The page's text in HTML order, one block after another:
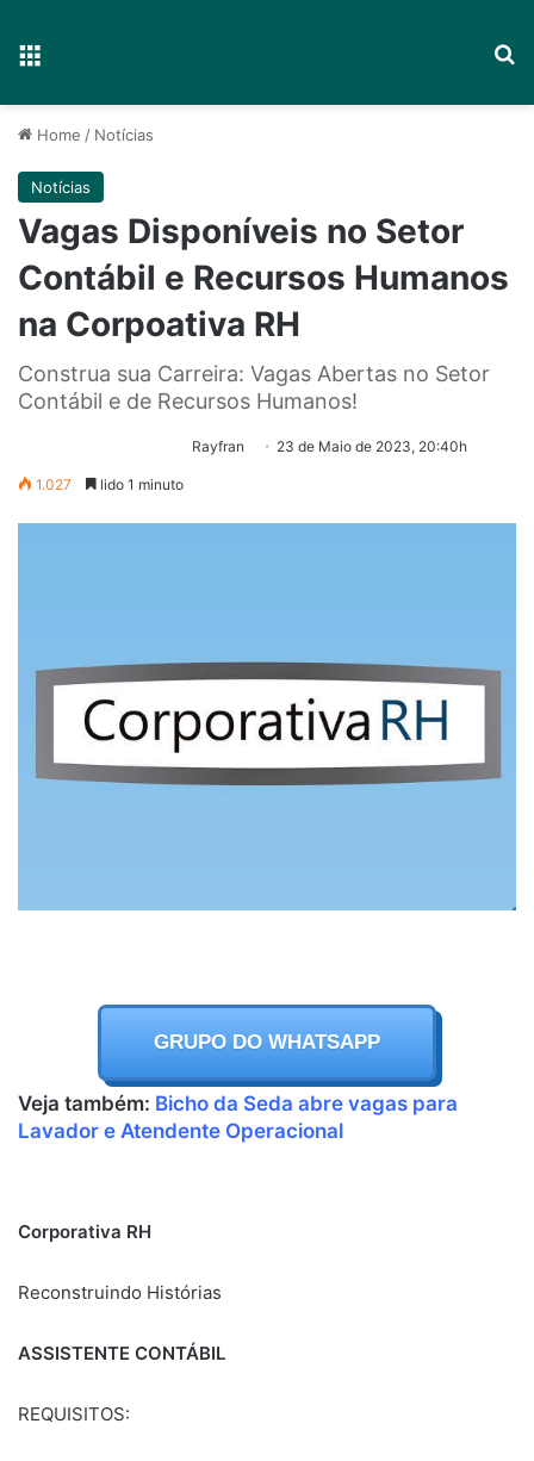
Home / Notícias
Notícias
Vagas Disponíveis no Setor
Contábil e Recursos Humanos
na Corpoativa RH
Construa sua Carreira: Vagas Abertas no Setor
Contábil e de Recursos Humanos!
Rayfran 23 de Maio de 2023, 20:40h
1.027 lido 1 minuto
GRUPO DO WHATSAPP
Veja também: Bicho da Seda abre vagas para
Lavador e Atendente Operacional
Corporativa RH
Reconstruindo Histórias
ASSISTENTE CONTÁBIL
REQUISITOS: